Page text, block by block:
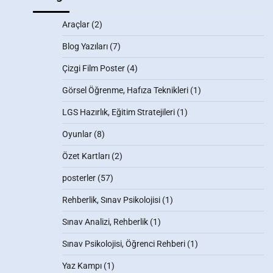
Araçlar(2)
Blog Yazıları(7)
Çizgi Film Poster(4)
Görsel Öğrenme, Hafıza Teknikleri(1)
LGS Hazırlık, Eğitim Stratejileri(1)
Oyunlar(8)
Özet Kartları(2)
posterler(57)
Rehberlik, Sınav Psikolojisi(1)
Sınav Analizi, Rehberlik(1)
Sınav Psikolojisi, Öğrenci Rehberi(1)
Yaz Kampı(1)